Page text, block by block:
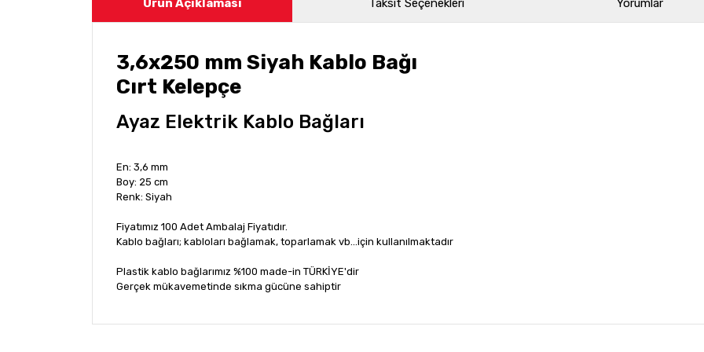
Ürün Açıklaması Taksit Seçenekleri Yorumlar
3,6x250 mm Siyah Kablo Bağı
Cırt Kelepçe
Ayaz Elektrik Kablo Bağları
En: 3,6 mm
Boy: 25 cm
Renk: Siyah
Fiyatımız 100 Adet Ambalaj Fiyatıdır.
Kablo bağları; kabloları bağlamak, toparlamak vb...için kullanılmaktadır
Plastik kablo bağlarımız %100 made-in TÜRKİYE'dir
Gerçek mükavemetinde sıkma gücüne sahiptir
Bu ürünün fiyat bilgisi, resim, ürün açıklamalarında ve diğer konularda yetersiz gördüğünüz noktaları öneri formunu